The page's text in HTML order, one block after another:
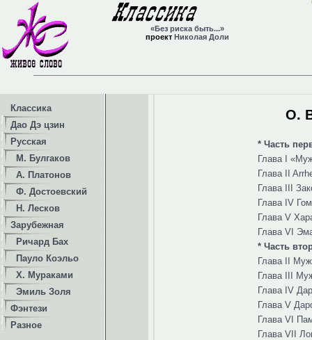
«Без риска быть...»
проект Николая Доли
Классика
Дао Дэ цзин
Русская
М. Булгаков
А. Платонов
Ф. Достоевский
Н. Лесков
Зарубежная
Ричард Бах
Пауло Коэльо
Х. Мураками
Эмиль Золя
Фэнтези
Разное
О.
* Часть
Глава I
Глава II
Глава III
Глава IV
Глава V
Глава VI
* Часть
Глава II
Глава III
Глава IV
Глава V
Глава VI
Глава VII